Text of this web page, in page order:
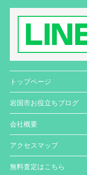
トップページ
岩国市お役立ちブログ
会社概要
アクセスマップ
無料査定はこちら